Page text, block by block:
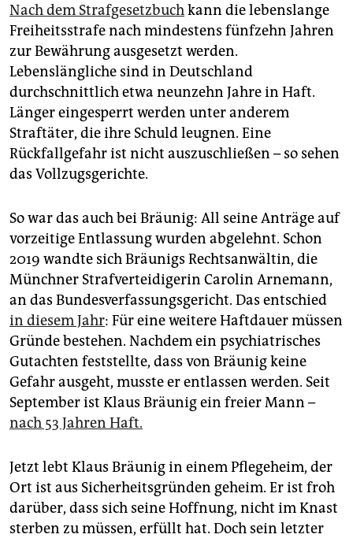
Nach dem Strafgesetzbuchkann die lebenslange
Freiheitsstrafe nach mindestens fünfzehn Jahren
zur Bewährung ausgesetzt werden.
Lebenslängliche sind in Deutschland
durchschnittlich etwa neunzehn Jahre in Haft.
Länger eingesperrt werden unter anderem
Straftäter, die ihre Schuld leugnen. Eine
Rückfallgefahr ist nicht auszuschließen – so sehen
das Vollzugsgerichte.
So war das auch bei Bräunig: All seine Anträge auf
vorzeitige Entlassung wurden abgelehnt. Schon
2019 wandte sich Bräunigs Rechtsanwältin, die
Münchner Strafverteidigerin Carolin Arnemann,
an das Bundesverfassungsgericht. Das entschied
in diesem Jahr: Für eine weitere Haftdauer müssen
Gründe bestehen. Nachdem ein psychiatrisches
Gutachten feststellte, dass von Bräunig keine
Gefahr ausgeht, musste er entlassen werden. Seit
September ist Klaus Bräunig ein freier Mann –
nach 53 Jahren Haft.
Jetzt lebt Klaus Bräunig in einem Pflegeheim, der
Ort ist aus Sicherheitsgründen geheim. Er ist froh
darüber, dass sich seine Hoffnung, nicht im Knast
sterben zu müssen, erfüllt hat. Doch sein letzter